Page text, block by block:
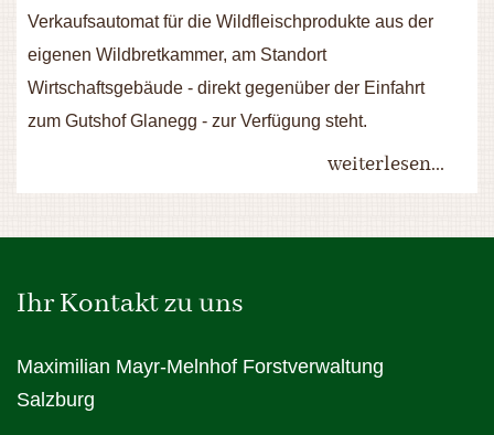
Verkaufsautomat für die Wildfleischprodukte aus der
eigenen Wildbretkammer, am Standort
Wirtschaftsgebäude - direkt gegenüber der Einfahrt
zum Gutshof Glanegg - zur Verfügung steht.
weiterlesen...
Ihr Kontakt zu uns
Maximilian Mayr-Melnhof Forstverwaltung
Salzburg